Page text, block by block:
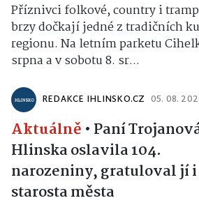
Příznivci folkové, country i
brzy dočkají jedné z tradičních
regionu. Na letním parketu
srpna a v sobotu 8. sr...
REDAKCE IHLINSKO.CZ 05. 08.
Aktuálně • Paní
Hlinska oslavila 104.
narozeniny, gratuloval jí i
starosta města